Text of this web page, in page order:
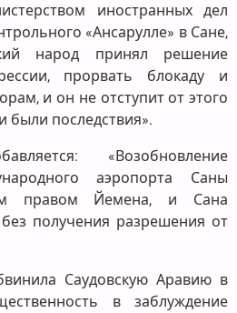
иностранных дел
«Ансарулле» в Сане,
народ принял решение
прорвать блокаду и
и он не отступит от этого
были последствия».
«Возобновление
аэропорта Саны
правом Йемена, и Сана
получения разрешения от
Саудовскую Аравию в
в заблуждение